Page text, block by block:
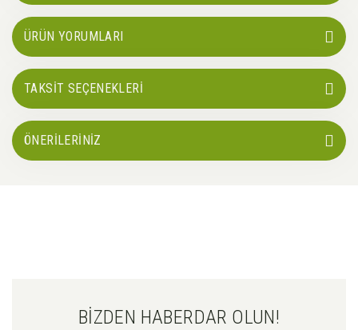
ÜRÜN YORUMLARI
TAKSİT SEÇENEKLERİ
ÖNERİLERİNİZ
BİZDEN HABERDAR OLUN!